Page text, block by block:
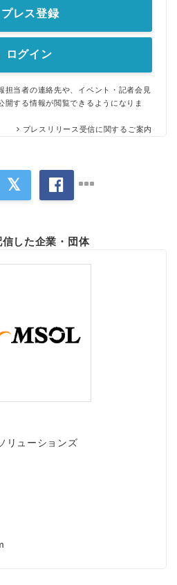
プレス登録
ログイン
担当者の連絡先や、イベント・記者会見
開する情報が閲覧できるようになりま
プレスリリース受信に関するご案内
した企業・団体
リューションズ